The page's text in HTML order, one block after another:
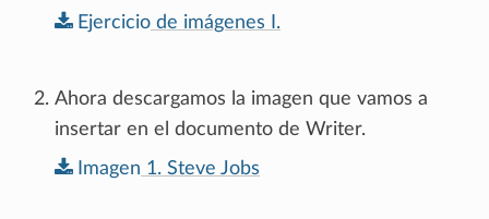
Ejercicio de imágenes I.
Ahora descargamos la imagen que vamos a
insertar en el documento de Writer.
Imagen 1. Steve Jobs